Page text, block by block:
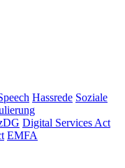
Hassrede Soziale
Digital Services Act
EMFA